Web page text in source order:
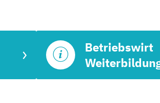
Betriebswirt